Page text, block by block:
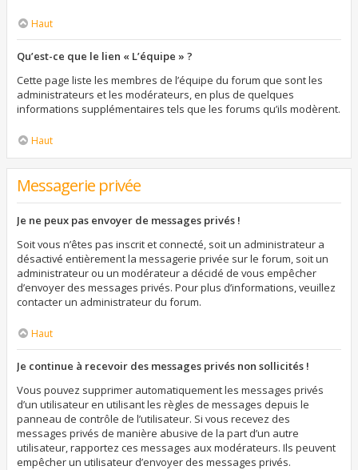
Haut
Qu’est-ce que le lien « L’équipe » ?
Cette page liste les membres de l’équipe du forum que sont les
administrateurs et les modérateurs, en plus de quelques
informations supplémentaires tels que les forums qu’ils modèrent.
Haut
Messagerie privée
Je ne peux pas envoyer de messages privés !
Soit vous n’êtes pas inscrit et connecté, soit un administrateur a
désactivé entièrement la messagerie privée sur le forum, soit un
administrateur ou un modérateur a décidé de vous empêcher
d’envoyer des messages privés. Pour plus d’informations, veuillez
contacter un administrateur du forum.
Haut
Je continue à recevoir des messages privés non sollicités !
Vous pouvez supprimer automatiquement les messages privés
d’un utilisateur en utilisant les règles de messages depuis le
panneau de contrôle de l’utilisateur. Si vous recevez des
messages privés de manière abusive de la part d’un autre
utilisateur, rapportez ces messages aux modérateurs. Ils peuvent
empêcher un utilisateur d’envoyer des messages privés.